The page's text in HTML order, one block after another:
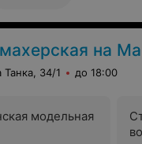
на Максима Танка
34/1 до 18:00
модельная